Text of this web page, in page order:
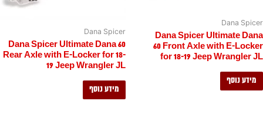
Dana Spicer
Dana Spicer Ultimate Dana
60 Front Axle with E-Locker
for 18-19 Jeep Wrangler JL
מידע נוסף
Dana Spicer
Dana Spicer Ultimate Dana 60
Rear Axle with E-Locker for 18-
19 Jeep Wrangler JL
מידע נוסף